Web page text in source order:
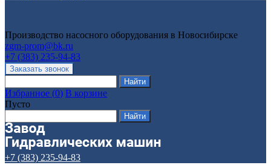
Производство насосного оборудования в Новосибирске
zgm-prom@bk.ru
+7 (383) 235-94-83
Избранное (0) В корзине
Пусто
+7 (383) 235-94-83